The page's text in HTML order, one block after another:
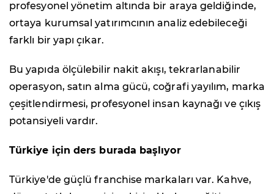
profesyonel yönetim altında bir araya geldiğinde,
ortaya kurumsal yatırımcının analiz edebileceği
farklı bir yapı çıkar.
Bu yapıda ölçülebilir nakit akışı, tekrarlanabilir
operasyon, satın alma gücü, coğrafi yayılım, marka
çeşitlendirmesi, profesyonel insan kaynağı ve çıkış
potansiyeli vardır.
Türkiye için ders burada başlıyor
Türkiye'de güçlü franchise markaları var. Kahve,